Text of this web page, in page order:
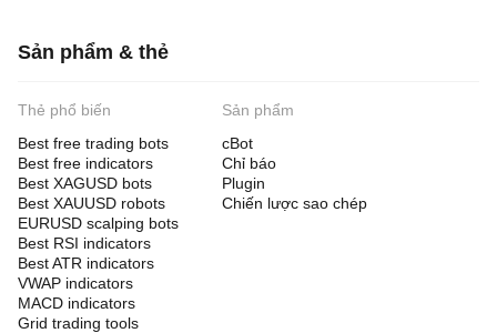
Sản phẩm & thẻ
Thẻ phổ biến
Best free trading bots
Best free indicators
Best XAGUSD bots
Best XAUUSD robots
EURUSD scalping bots
Best RSI indicators
Best ATR indicators
VWAP indicators
MACD indicators
Grid trading tools
Sản phẩm
cBot
Chỉ báo
Plugin
Chiến lược sao chép